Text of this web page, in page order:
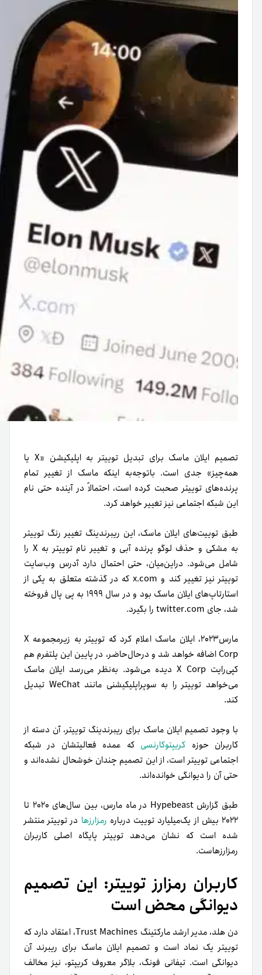
تصمیم ایلان ماسک برای تبدیل توییتر به اپلیکیشن «X یا
همه‌چیز» جدی‌ است. با‌توجه‌به اینکه ماسک از تغییر تمام
پرنده‌های توییتر صحبت کرده است، احتمالاً در آینده حتی نام
این شبکه اجتماعی نیز تغییر خواهد کرد.
طبق توییت‌های ایلان ماسک، این ریبرندینگ تغییر رنگ توییتر
به مشکی و حذف لوگو پرنده آبی و تغییر نام توییتر به X را
شامل می‌شود. دراین‌میان، حتی احتمال دارد آدرس وب‌سایت
توییتر نیز تغییر کند و x.com که در گذشته متعلق به یکی از
استارتاپ‌های ایلان ماسک بود و در سال ۱۹۹۹ به پی پال فروخته
شد، جای twitter.com‌ را بگیرد.
مارس۲۰۲۳، ایلان ماسک اعلام کرد که توییتر به زیرمجموعه X
Corp اضافه خواهد شد و در‌حال‌حاضر، در پایین این پلتفرم هم
کپی‌رایت X Corp دیده می‌شود. به‌نظر می‌رسد ایلان ماسک
می‌خواهد توییتر را به سوپراپلیکیشنی مانند WeChat تبدیل
کند.
با وجود تصمیم ایلان ماسک برای ریبرندینگ توییتر، آن دسته از
کاربران حوزه کریپتوکارنسی که عمده فعالیتشان در شبکه
اجتماعی توییتر است، از این تصمیم چندان خوشحال نشده‌اند و
حتی آن را دیوانگی خوانده‌اند.
طبق گزارش Hypebeast در ماه مارس، بین سال‌های ۲۰۲۰ تا
۲۰۲۲ بیش از یک‌میلیارد توییت درباره
رمزارزها در توییتر منتشر
شده است که نشان می‌دهد توییتر پایگاه اصلی کاربران
رمزارزهاست.
کاربران رمزارز توییتر: این تصمیم
دیوانگی محض است
دن هلد، مدیر ارشد مارکتینگ Trust Machines، اعتقاد دارد که
توییتر یک نماد است و تصمیم ایلان ماسک برای ریبرند آن
دیوانگی‌ است. تیفانی فونگ، بلاگر معروف کریپتو، نیز مخالف